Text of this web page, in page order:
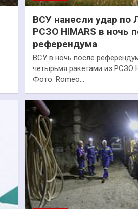
ВСУ нанесли удар по
РСЗО HIMARS в ночь
референдума
ВСУ в ночь после
четырьмя ракетами из РСЗО
Фото: Romeo…